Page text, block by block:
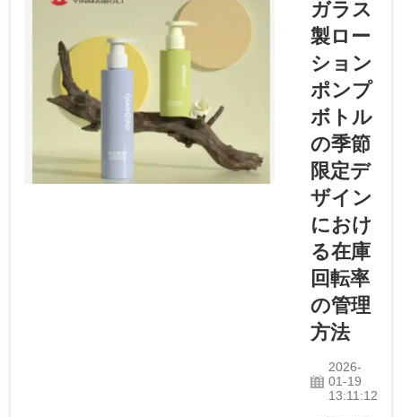
クエア
型」と呼
ぶべきで
す。なぜ
なら、最
近私の市
場ではド
ロッパー
ボトルに
おいて皆
が購入し
ている形
状がまさ
にこれだ
からで
す。
Yinmaiの
ような企
ガラス
製ロー
ション
ポンプ
ボトル
の季節
限定デ
ザイン
におけ
る在庫
回転率
の管理
方法
2026-
01-19
13:11:12